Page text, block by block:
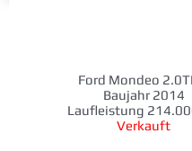
Ford Mondeo
Baujahr 2014
Laufleistung
Verkauft